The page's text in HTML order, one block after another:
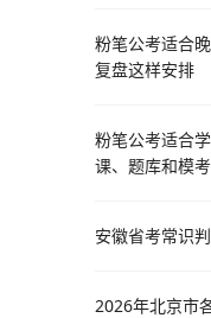
粉笔公考适合
复盘这样安排
粉笔公考适合
课、题库和模
安徽省考常识
2026年北京市